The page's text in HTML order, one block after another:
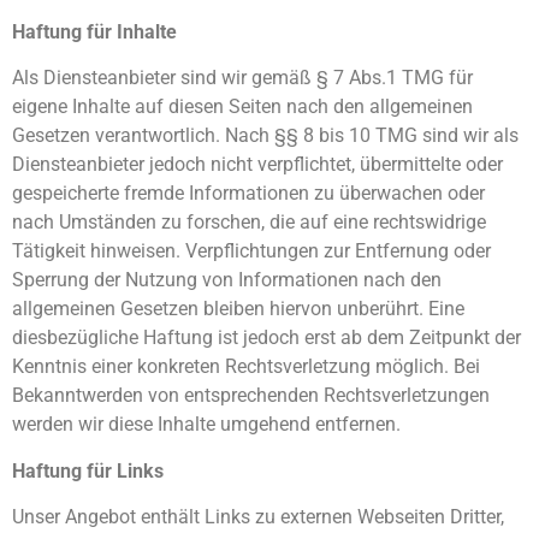
Haftung für Inhalte
Als Diensteanbieter sind wir gemäß § 7 Abs.1 TMG für
eigene Inhalte auf diesen Seiten nach den allgemeinen
Gesetzen verantwortlich. Nach §§ 8 bis 10 TMG sind wir als
Diensteanbieter jedoch nicht verpflichtet, übermittelte oder
gespeicherte fremde Informationen zu überwachen oder
nach Umständen zu forschen, die auf eine rechtswidrige
Tätigkeit hinweisen. Verpflichtungen zur Entfernung oder
Sperrung der Nutzung von Informationen nach den
allgemeinen Gesetzen bleiben hiervon unberührt. Eine
diesbezügliche Haftung ist jedoch erst ab dem Zeitpunkt der
Kenntnis einer konkreten Rechtsverletzung möglich. Bei
Bekanntwerden von entsprechenden Rechtsverletzungen
werden wir diese Inhalte umgehend entfernen.
Haftung für Links
Unser Angebot enthält Links zu externen Webseiten Dritter,